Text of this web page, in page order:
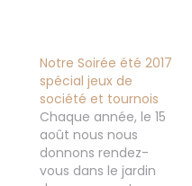
Notre Soirée été 2017
spécial jeux de
société et tournois
Chaque année, le 15
août nous nous
donnons rendez-
vous dans le jardin